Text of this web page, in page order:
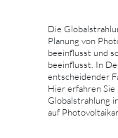
Die
Planung von
beeinflusst und
beeinflusst. In
entscheidender
Hier erfahren
Globalstrahlung
auf